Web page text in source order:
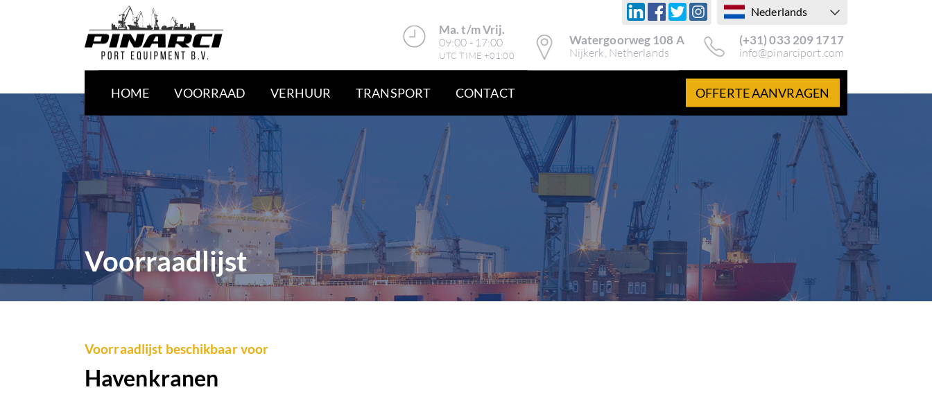
Nederlands
Ma. t/m Vrij.
09:00 - 17:00
UTC TIME +01:00
Watergoorweg 108 A
Nijkerk, Netherlands
(+31) 033 209 1717
info@pinarciport.com
HOME VOORRAAD VERHUUR TRANSPORT CONTACT OFFERTE AANVRAGEN
Voorraadlijst
Voorraadlijst beschikbaar voor
Havenkranen